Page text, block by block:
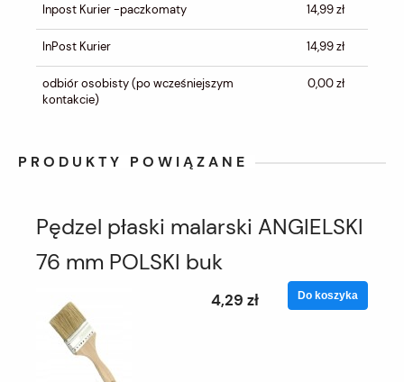
Inpost Kurier -paczkomaty 14,99 zł
InPost Kurier 14,99 zł
odbiór osobisty(po wcześniejszym
kontakcie)
0,00 zł
PRODUKTY POWIĄZANE
Pędzel płaski malarski ANGIELSKI
76 mm POLSKI buk
4,29 zł Do koszyka